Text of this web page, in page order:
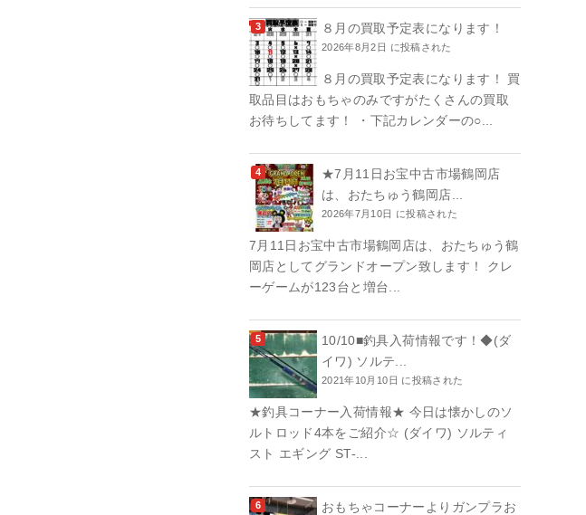
８月の買取予定表になります！
2026年8月2日 に投稿された
８月の買取予定表になります！ 買
取品目はおもちゃのみですがたくさんの買取
お待ちしてます！ ・下記カレンダーの○...
★7月11日お宝中古市場鶴岡店
は、おたちゅう鶴岡店...
2026年7月10日 に投稿された
7月11日お宝中古市場鶴岡店は、おたちゅう鶴
岡店としてグランドオープン致します！ クレ
ーゲームが123台と増台...
10/10■釣具入荷情報です！◆(ダ
イワ) ソルテ...
2021年10月10日 に投稿された
★釣具コーナー入荷情報★ 今日は懐かしのソ
ルトロッド4本をご紹介☆ (ダイワ) ソルティ
スト エギング ST-...
おもちゃコーナーよりガンプラお